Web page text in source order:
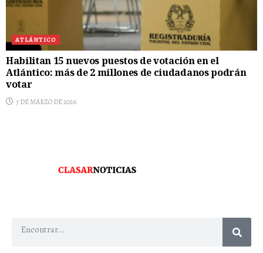
ATLÁNTICO
Habilitan 15 nuevos puestos de votación en el
Atlántico: más de 2 millones de ciudadanos podrán
votar
7 DE MARZO DE 2026